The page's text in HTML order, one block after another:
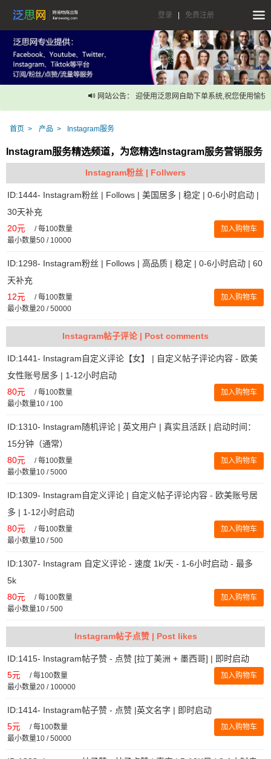
登录 免费注册
网站公告： 迎使用泛思网自助下单系统,祝您使用愉快！
首页 产品 Instagram服务
Instagram服务精选频道，为您精选Instagram服务营销服务
Instagram粉丝 | Follwers
ID:1444- Instagram粉丝 | Follows | 美国居多 | 稳定 | 0-6小时启动 |
30天补充
20元 /每100数量
最小数量50 / 10000
加入购物车
ID:1298- Instagram粉丝 | Follows | 高品质 | 稳定 | 0-6小时启动 | 60
天补充
12元 /每100数量
最小数量20 / 50000
加入购物车
Instagram帖子评论 | Post comments
ID:1441- Instagram自定义评论【女】 | 自定义帖子评论内容 - 欧美
女性账号居多 | 1-12小时启动
80元 /每100数量
最小数量10 / 100
加入购物车
ID:1310- Instagram随机评论 | 英文用户 | 真实且活跃 | 启动时间：
15分钟（通常）
80元 /每100数量
最小数量10 / 5000
加入购物车
ID:1309- Instagram自定义评论 | 自定义帖子评论内容 - 欧美账号居
多 | 1-12小时启动
80元 /每100数量
最小数量10 / 500
加入购物车
ID:1307- Instagram 自定义评论 - 速度 1k/天 - 1-6小时启动 - 最多
5k
80元 /每100数量
最小数量10 / 500
加入购物车
Instagram帖子点赞 | Post likes
ID:1415- Instagram帖子赞 - 点赞 [拉丁美洲 + 墨西哥] | 即时启动
5元 /每100数量
最小数量20 / 100000
加入购物车
ID:1414- Instagram帖子赞 - 点赞 |英文名字 | 即时启动
5元 /每100数量
最小数量10 / 50000
加入购物车